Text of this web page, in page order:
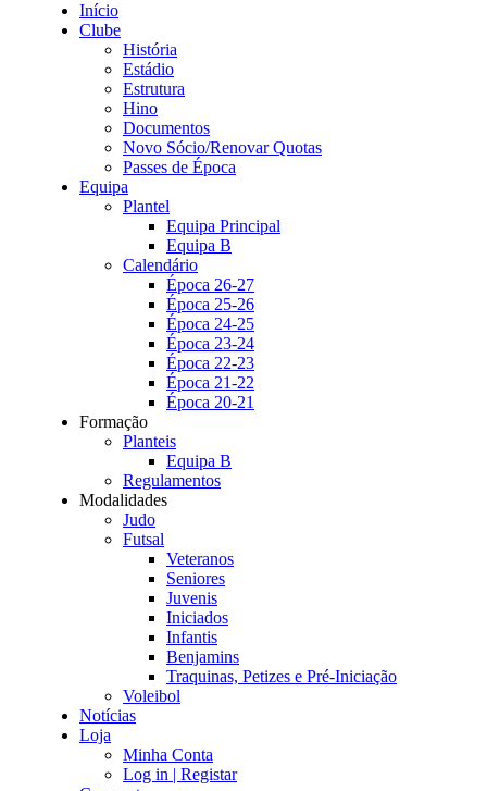
Início
Clube
História
Estádio
Estrutura
Hino
Documentos
Novo Sócio/Renovar Quotas
Passes de Época
Equipa
Plantel
Equipa Principal
Equipa B
Calendário
Época 26-27
Época 25-26
Época 24-25
Época 23-24
Época 22-23
Época 21-22
Época 20-21
Formação
Planteis
Equipa B
Regulamentos
Modalidades
Judo
Futsal
Veteranos
Seniores
Juvenis
Iniciados
Infantis
Benjamins
Traquinas, Petizes e Pré-Iniciação
Voleibol
Notícias
Loja
Minha Conta
Log in | Registar